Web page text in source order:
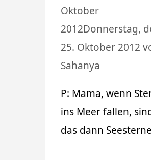
Oktober
2012Donnerstag,
25. Oktober 2012
Sahanya
P: Mama, wenn
ins Meer fallen,
das dann